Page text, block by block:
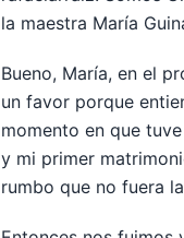
la maestra María
Bueno, María, en el
un favor porque
momento en que
y mi primer
rumbo que no fuera